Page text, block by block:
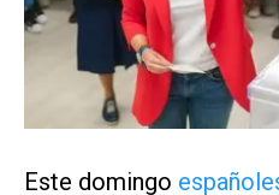
Este domingo